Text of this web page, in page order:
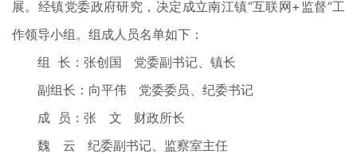
展。经镇党委政府研究，决定成立南江镇“互联网+监督”工
作领导小组。组成人员名单如下：
组 长：张创国 党委副书记、镇长
副组长：向平伟 党委委员、纪委书记
成 员：张 文 财政所长
魏 云 纪委副书记、监察室主任